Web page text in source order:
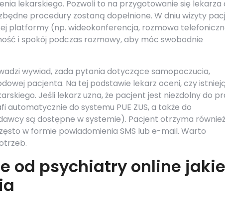
lekarskiego. Pozwoli to na przygotowanie się lekarza
procedury zostaną dopełnione. W dniu wizyty
platformy (np. wideokonferencja, rozmowa
i spokój podczas rozmowy, aby móc swobodnie
wywiad, zada pytania dotyczące samopoczucia,
pacjenta. Na tej podstawie lekarz oceni, czy
Jeśli lekarz uzna, że pacjent jest niezdolny do
do systemu PUE ZUS, a także do
są dostępne w systemie). Pacjent otrzyma również
w formie powiadomienia SMS lub e-mail. Warto
od psychiatry online jakie